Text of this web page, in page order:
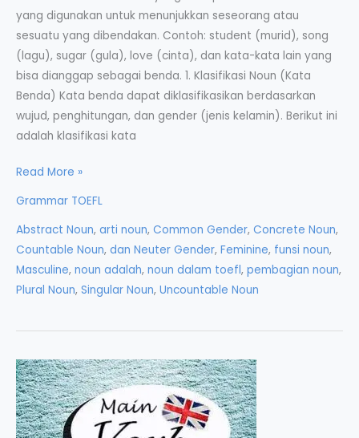
yang digunakan untuk menunjukkan seseorang atau
sesuatu yang dibendakan. Contoh: student (murid), song
(lagu), sugar (gula), love (cinta), dan kata-kata lain yang
bisa dianggap sebagai benda. 1. Klasifikasi Noun (Kata
Benda) Kata benda dapat diklasifikasikan berdasarkan
wujud, penghitungan, dan gender (jenis kelamin). Berikut ini
adalah klasifikasi kata
Klasifikasi
Fungsi
Noun
Read More »
Grammar TOEFL
Abstract Noun, arti noun, Common Gender, Concrete Noun,
Countable Noun, dan Neuter Gender, Feminine, funsi noun,
Masculine, noun adalah, noun dalam toefl, pembagian noun,
Plural Noun, Singular Noun, Uncountable Noun